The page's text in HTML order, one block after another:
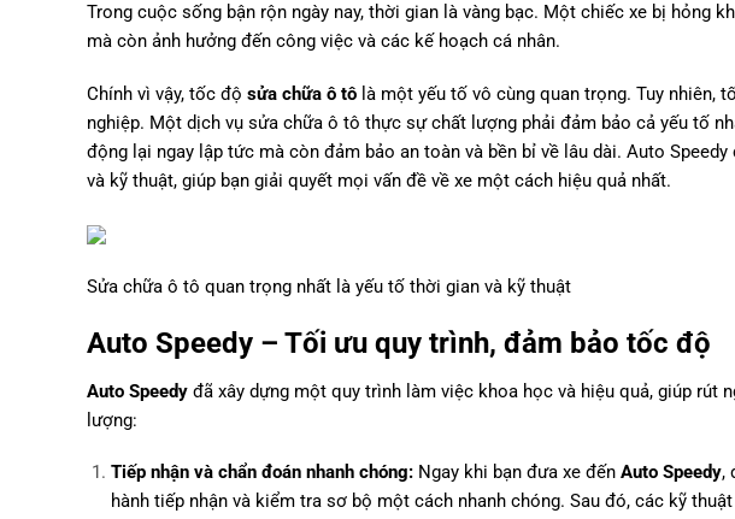
Trong cuộc sống bận rộn ngày nay, thời gian là vàng bạc. Một chiếc xe bị hỏng
mà còn ảnh hưởng đến công việc và các kế hoạch cá nhân.
Chính vì vậy, tốc độ sửa chữa ô tô là một yếu tố vô cùng quan trọng. Tuy nhiên,
nghiệp. Một dịch vụ sửa chữa ô tô thực sự chất lượng phải đảm bảo cả yếu tố
động lại ngay lập tức mà còn đảm bảo an toàn và bền bỉ về lâu dài. Auto
và kỹ thuật, giúp bạn giải quyết mọi vấn đề về xe một cách hiệu quả nhất.
Sửa chữa ô tô quan trọng nhất là yếu tố thời gian và kỹ thuật
Auto Speedy – Tối ưu quy trình, đảm bảo tốc độ
Auto Speedy đã xây dựng một quy trình làm việc khoa học và hiệu quả, giúp rút
lượng:
Tiếp nhận và chẩn đoán nhanh chóng:Ngay khi bạn đưa xe đến Auto Speedy,
hành tiếp nhận và kiểm tra sơ bộ một cách nhanh chóng. Sau đó, các kỹ